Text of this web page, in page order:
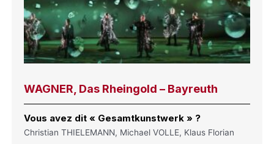
WAGNER, Das Rheingold – Bayreuth
Vous avez dit « Gesamtkunstwerk » ?
Christian THIELEMANN, Michael VOLLE, Klaus Florian